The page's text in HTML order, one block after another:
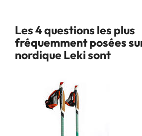
Les 4 questions les plus
fréquemment posées
nordique Leki sont